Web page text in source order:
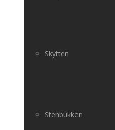
Skytten
Stenbukken